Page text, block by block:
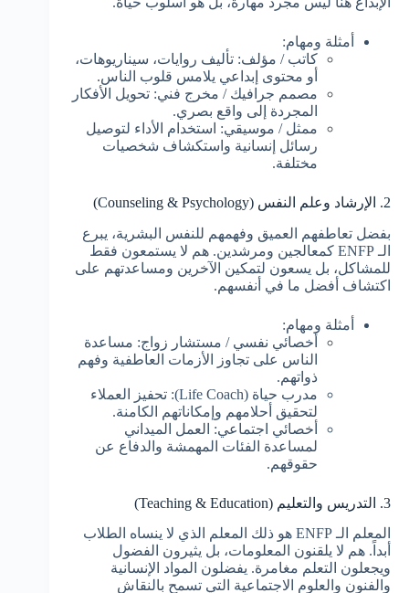
أمثلة ومهام:
كاتب / مؤلف: تأليف روايات، سيناريوهات،
أو محتوى إبداعي يلامس قلوب الناس.
مصمم جرافيك / مخرج فني: تحويل الأفكار
المجردة إلى واقع بصري.
ممثل / موسيقي: استخدام الأداء لتوصيل
رسائل إنسانية واستكشاف شخصيات
مختلفة.
2. الإرشاد وعلم النفس (Counseling & Psychology)
بفضل تعاطفهم العميق وفهمهم للنفس البشرية، يبرع
الـ ENFP كمعالجين ومرشدين. هم لا يستمعون فقط
للمشاكل، بل يسعون لتمكين الآخرين ومساعدتهم على
اكتشاف أفضل ما في أنفسهم.
أمثلة ومهام:
أخصائي نفسي / مستشار زواج: مساعدة
الناس على تجاوز الأزمات العاطفية وفهم
ذواتهم.
مدرب حياة (Life Coach): تحفيز العملاء
لتحقيق أحلامهم وإمكاناتهم الكامنة.
أخصائي اجتماعي: العمل الميداني
لمساعدة الفئات المهمشة والدفاع عن
حقوقهم.
3. التدريس والتعليم (Teaching & Education)
المعلم الـ ENFP هو ذلك المعلم الذي لا ينساه الطلاب
أبداً. هم لا يلقنون المعلومات، بل يثيرون الفضول
ويجعلون التعلم مغامرة. يفضلون المواد الإنسانية
والفنون والعلوم الاجتماعية التي تسمح بالنقاش